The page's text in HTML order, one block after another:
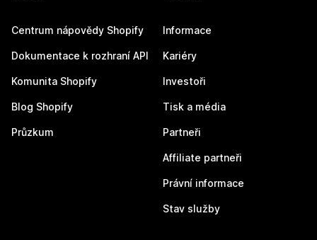
Centrum nápovědy Shopify
Dokumentace k rozhraní API
Komunita Shopify
Blog Shopify
Průzkum
Informace
Kariéry
Investoři
Tisk a média
Partneři
Affiliate partneři
Právní informace
Stav služby